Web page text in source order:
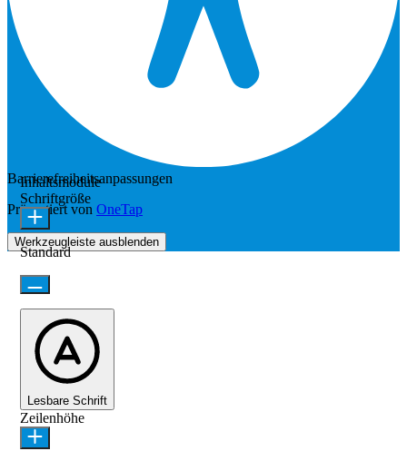
Barrierefreiheitsanpassungen
Präsentiert von OneTap
Werkzeugleiste ausblenden
Inhaltsmodule
Schriftgröße
Standard
Lesbare Schrift
Zeilenhöhe